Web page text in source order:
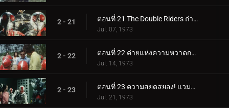
2 - 21 ตอนที่ 21 The Double Riders ถ่ายทอดสด
Jul. 07, 1973
2 - 22 ตอนที่ 22 ค่ายแห่งความหวาดกลัว! ความลึกลับของคลองใต้ดิน
Jul. 14, 1973
2 - 23 ตอนที่ 23 ความสยดสยอง! แวมไพร์จากสุสาน
Jul. 21, 1973